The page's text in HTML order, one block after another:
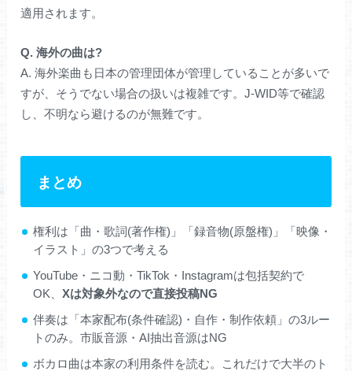
適用されます。
Q. 海外の曲は?
A. 海外楽曲も日本の管理団体が管理していることが多いで
すが、そうでない場合の扱いは複雑です。J-WID等で確認
し、不明なら避けるのが無難です。
まとめ
権利は「曲・歌詞(著作権)」「録音物(原盤権)」「映像・
イラスト」の3つで考える
YouTube・ニコ動・TikTok・Instagramは包括契約で
OK、 Xは対象外なので直接投稿NG
伴奏は「本家配布(条件確認)・自作・制作依頼」の3ルー
トのみ。市販音源・AI抽出音源はNG
ボカロ曲は本家の利用条件を読む。これだけで大半のト